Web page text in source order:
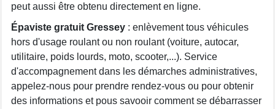
peut aussi être obtenu directement en ligne.
Épaviste gratuit Gressey : enlèvement tous véhicules
hors d'usage roulant ou non roulant (voiture, autocar,
utilitaire, poids lourds, moto, scooter,...). Service
d'accompagnement dans les démarches administratives,
appelez-nous pour prendre rendez-vous ou pour obtenir
des informations et pous savooir comment se débarrasser